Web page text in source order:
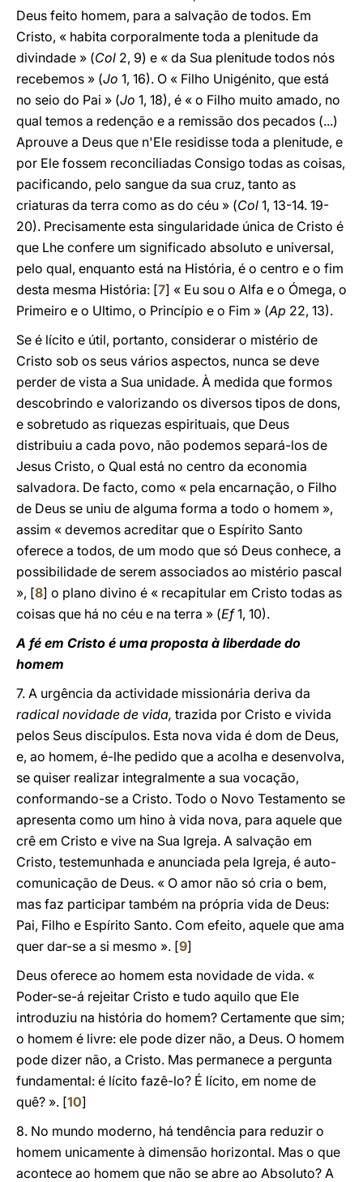
Deus feito homem, para a salvação de todos. Em
Cristo, « habita corporalmente toda a plenitude da
divindade » (Col 2, 9) e « da Sua plenitude todos nós
recebemos » (Jo 1, 16). O « Filho Unigénito, que está
no seio do Pai » (Jo 1, 18), é « o Filho muito amado, no
qual temos a redenção e a remissão dos pecados (...)
Aprouve a Deus que n'Ele residisse toda a plenitude, e
por Ele fossem reconciliadas Consigo todas as coisas,
pacificando, pelo sangue da sua cruz, tanto as
criaturas da terra como as do céu » (Col 1, 13-14. 19-
20). Precisamente esta singularidade única de Cristo é
que Lhe confere um significado absoluto e universal,
pelo qual, enquanto está na História, é o centro e o fim
desta mesma História: [7] « Eu sou o Alfa e o Ómega, o
Primeiro e o Ultimo, o Princípio e o Fim » (Ap 22, 13).
Se é lícito e útil, portanto, considerar o mistério de
Cristo sob os seus vários aspectos, nunca se deve
perder de vista a Sua unidade. À medida que formos
descobrindo e valorizando os diversos tipos de dons,
e sobretudo as riquezas espirituais, que Deus
distribuiu a cada povo, não podemos separá-los de
Jesus Cristo, o Qual está no centro da economia
salvadora. De facto, como « pela encarnação, o Filho
de Deus se uniu de alguma forma a todo o homem »,
assim « devemos acreditar que o Espírito Santo
oferece a todos, de um modo que só Deus conhece, a
possibilidade de serem associados ao mistério pascal
», [8] o plano divino é « recapitular em Cristo todas as
coisas que há no céu e na terra » (Ef1, 10).
A fé em Cristo é uma proposta à liberdade do
homem
7. A urgência da actividade missionária deriva da
radical novidade de vida, trazida por Cristo e vivida
pelos Seus discípulos. Esta nova vida é dom de Deus,
e, ao homem, é-lhe pedido que a acolha e desenvolva,
se quiser realizar integralmente a sua vocação,
conformando-se a Cristo. Todo o Novo Testamento se
apresenta como um hino à vida nova, para aquele que
crê em Cristo e vive na Sua Igreja. A salvação em
Cristo, testemunhada e anunciada pela Igreja, é auto-
comunicação de Deus. « O amor não só cria o bem,
mas faz participar também na própria vida de Deus:
Pai, Filho e Espírito Santo. Com efeito, aquele que ama
quer dar-se a si mesmo ». [9]
Deus oferece ao homem esta novidade de vida. «
Poder-se-á rejeitar Cristo e tudo aquilo que Ele
introduziu na história do homem? Certamente que sim;
o homem é livre: ele pode dizer não, a Deus. O homem
pode dizer não, a Cristo. Mas permanece a pergunta
fundamental: é lícito fazê-lo? É lícito, em nome de
quê? ». [10]
8. No mundo moderno, há tendência para reduzir o
homem unicamente à dimensão horizontal. Mas o que
acontece ao homem que não se abre ao Absoluto? A